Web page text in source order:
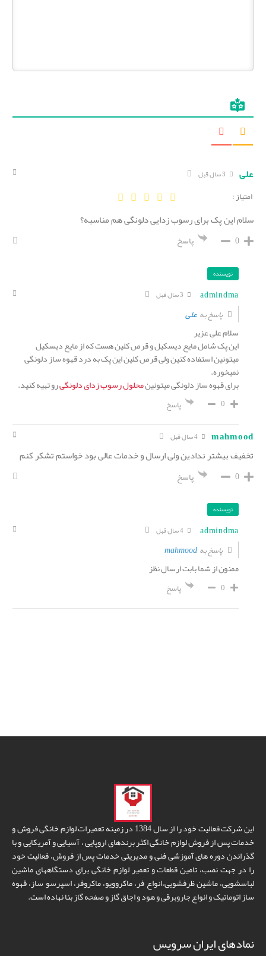
علی
امتیاز :
سلام این پک برای رسوب زدایی دلونگی هم مناسبه؟
0 پاسخ
نویسنده
admindma
پاسخ بهعلی
سلام علی عزیر
این پک شامل مایع دیسکیل و قرص کلین هست که از مایع دیسکیل
میتونین استفاده کنین ولی قرص کلین این پک به درد قهوه ساز دلونگی
نمیخوره.
برای قهوه ساز دلونگی میتونینمحلول رسوب زدای دلونگیرو تهیه کنید.
0 پاسخ
mahmood
تخفیف بیشتر ندادین ولی ارسال و خدمات عالی بود خواستم تشکر کنم
0 پاسخ
نویسنده
admindma
پاسخ بهmahmood
ممنون از شما بابت ارسال نظز
0 پاسخ
این شرکت فعالیت خود را از سال 1384 در زمینه تعمیرات لوازم خانگی فروش و
خدمات پس از فروش لوازم خانگی اکثر برندهای اروپایی ، آسیایی و آمریکایی و با
گذراندن دوره های آموزشی فنی و مدیریتی خدمات پس از فروش، فعالیت خود
را در جهت نصب، تامین قطعات و تعمیر لوازم خانگی برای دستگاههای ماشین
لباسشویی، ماشین ظرفشویی،انواع فر، ماکروویو، ماکروفر، اسپرسو ساز، قهوه
ساز اتوماتیک و انواع جاروبرقی و هود و اجاق گاز و صفحه گاز بنا نهاده است.
نمادهای ایران سرویس